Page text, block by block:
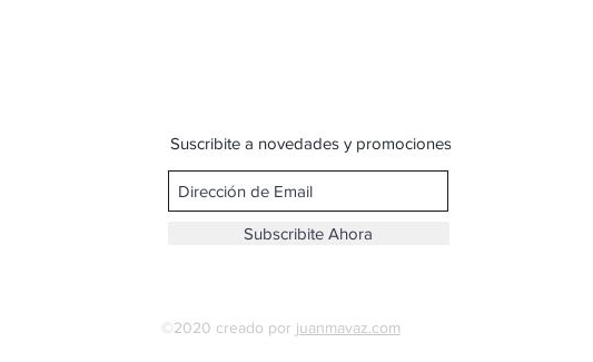
Suscribite a novedades y promociones
Subscribite Ahora
©2020 creado por juanmavaz.com